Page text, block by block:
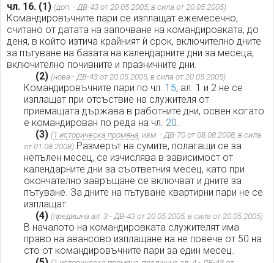
чл. 16. (1) (доп. - ДВ-43 от 20.05.2005, в сила от 20.05.2005)
Командировъчните пари се изплащат ежемесечно,
считано от датата на започване на командировката, до
деня, в който изтича крайният ѝ срок, включително дните
за пътуване на базата на календарните дни за месеца,
включително почивните и празничните дни.
(2) (нова - ДВ-43 от 20.05.2005, в сила от 20.05.2005)
Командировъчните пари по чл. 15, ал. 1 и 2 не се
изплащат при отсъствие на служителя от
приемащата държава в работните дни, освен когато
е командирован по реда на чл. 20.
(3) (1 историческа промяна, изм. - ДВ-70 от 08.08.2008, в сила
от 01.08.2008) Размерът на сумите, полагащи се за
непълен месец, се изчислява в зависимост от
календарните дни за съответния месец, като при
окончателно завръщане се включват и дните за
пътуване. За дните на пътуване квартирни пари не се
изплащат.
(4) (предишна ал. 3 - ДВ-43 от 20.05.2005, в сила от 20.05.2005)
В началото на командировката служителят има
право на авансово изплащане на не повече от 50 на
сто от командировъчните пари за един месец.